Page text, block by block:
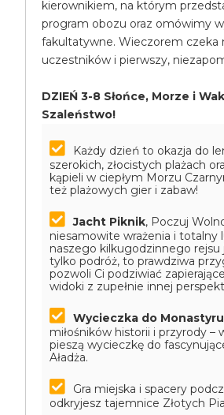
kierownikiem, na którym
program obozu oraz omówimy
fakultatywne. Wieczorem czeka
uczestników i pierwszy,
DZIEŃ 3-8 Słońce, Morze i
Szaleństwo!
Każdy dzień to okazja do
szerokich, złocistych plażach
kąpieli w ciepłym Morzu
też plażowych gier i zabaw!
Jacht Piknik, Poczuj
niesamowite wrażenia i totalny
naszego kilkugodzinnego rejsu
tylko podróż, to prawdziwa
pozwoli Ci podziwiać
widoki z zupełnie innej
Wycieczka do Monastyru
miłośników historii i przyrody –
pieszą wycieczkę do
Aładża.
Gra miejska i spacery
odkryjesz tajemnice Złotych